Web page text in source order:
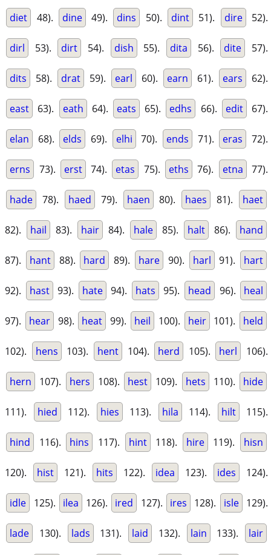
diet 48). dine 49). dins 50). dint 51). dire 52).
dirl 53). dirt 54). dish 55). dita 56). dite 57).
dits 58). drat 59). earl 60). earn 61). ears 62).
east 63). eath 64). eats 65). edhs 66). edit 67).
elan 68). elds 69). elhi 70). ends 71). eras 72).
erns 73). erst 74). etas 75). eths 76). etna 77).
hade 78). haed 79). haen 80). haes 81). haet
82). hail 83). hair 84). hale 85). halt 86). hand
87). hant 88). hard 89). hare 90). harl 91). hart
92). hast 93). hate 94). hats 95). head 96). heal
97). hear 98). heat 99). heil 100). heir 101). held
102). hens 103). hent 104). herd 105). herl 106).
hern 107). hers 108). hest 109). hets 110). hide
111). hied 112). hies 113). hila 114). hilt 115).
hind 116). hins 117). hint 118). hire 119). hisn
120). hist 121). hits 122). idea 123). ides 124).
idle 125). ilea 126). ired 127). ires 128). isle 129).
lade 130). lads 131). laid 132). lain 133). lair